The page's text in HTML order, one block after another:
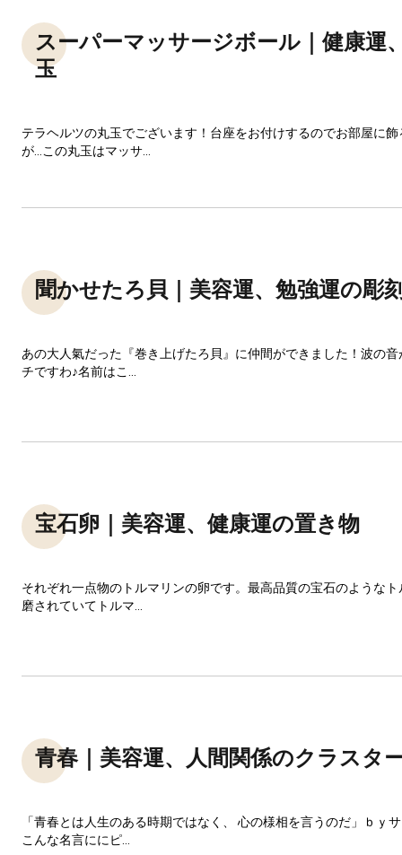
スーパーマッサージボール｜健康運
玉
テラヘルツの丸玉でございます！台座をお付けするのでお部屋に
が…この丸玉はマッサ...
聞かせたろ貝｜美容運、勉強運の彫
あの大人氣だった『巻き上げたろ貝』に仲間ができました！波の
チですわ♪名前はこ...
宝石卵｜美容運、健康運の置き物
それぞれ一点物のトルマリンの卵です。最高品質の宝石のような
磨されていてトルマ...
青春｜美容運、人間関係のクラスタ
「青春とは人生のある時期ではなく、 心の様相を言うのだ」ｂｙ
こんな名言ににピ...